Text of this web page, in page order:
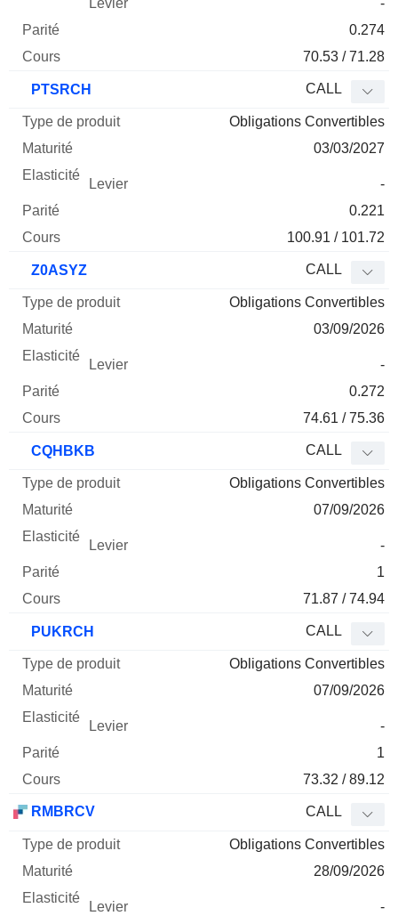
-
0.274
70.53 / 71.28
PTSRCH CALL
Obligations Convertibles
03/03/2027
-
0.221
100.91 / 101.72
Z0ASYZ CALL
Obligations Convertibles
03/09/2026
-
0.272
74.61 / 75.36
CQHBKB CALL
Obligations Convertibles
07/09/2026
-
1
71.87 / 74.94
PUKRCH CALL
Obligations Convertibles
07/09/2026
-
1
73.32 / 89.12
RMBRCV CALL
Obligations Convertibles
28/09/2026
-